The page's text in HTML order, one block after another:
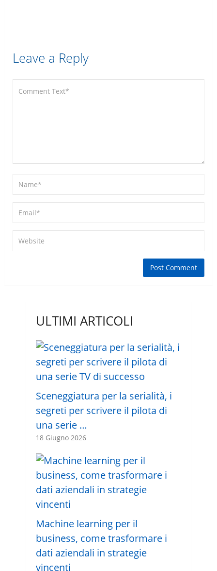
Leave a Reply
ULTIMI ARTICOLI
Sceneggiatura per la serialità, i
segreti per scrivere il pilota di
una serie …
18 Giugno 2026
Machine learning per il
business, come trasformare i
dati aziendali in strategie
vincenti